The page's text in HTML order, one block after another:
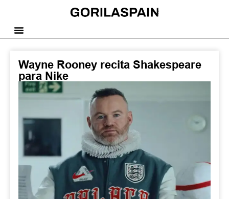
Wayne Rooney recita Shakespeare
para Nike